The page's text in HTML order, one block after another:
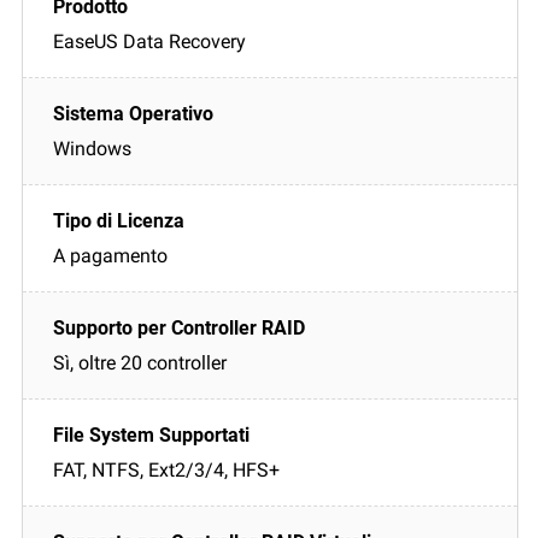
EaseUS Data Recovery
Windows
A pagamento
Sì, oltre 20 controller
FAT, NTFS, Ext2/3/4, HFS+